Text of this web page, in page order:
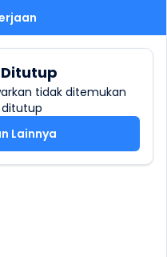
tidak ditemukan
Lainnya